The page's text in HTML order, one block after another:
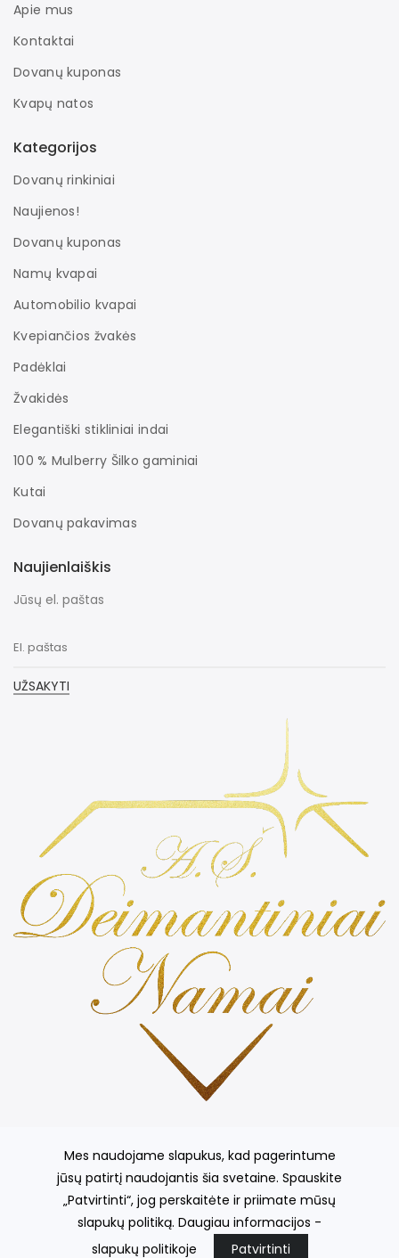
Apie mus
Kontaktai
Dovanų kuponas
Kvapų natos
Kategorijos
Dovanų rinkiniai
Naujienos!
Dovanų kuponas
Namų kvapai
Automobilio kvapai
Kvepiančios žvakės
Padėklai
Žvakidės
Elegantiški stikliniai indai
100 % Mulberry Šilko gaminiai
Kutai
Dovanų pakavimas
Naujienlaiškis
Jūsų el. paštas
kvepiančios gėlės, išskirtinių indų kolekcija, šilko gaminiai ir
A.Š. Deimantiniai Namai
el. parduotuvių nuomafronto.lt
Mes naudojame slapukus, kad pagerintume
jūsų patirtį naudojantis šia svetaine. Spauskite
„Patvirtinti“, jog perskaitėte ir priimate mūsų
slapukų politiką. Daugiau informacijos -
slapukų politikoje
Patvirtinti